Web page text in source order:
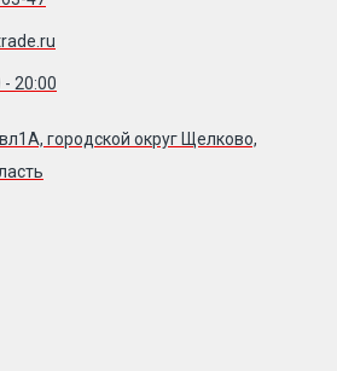
- 20:00
городской округ Щелково,